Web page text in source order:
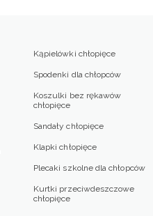
Kąpielówki chłopięce
Spodenki dla chłopców
Koszulki bez rękawów
chłopięce
Sandały chłopięce
Klapki chłopięce
Plecaki szkolne dla chłopców
Kurtki przeciwdeszczowe
chłopięce